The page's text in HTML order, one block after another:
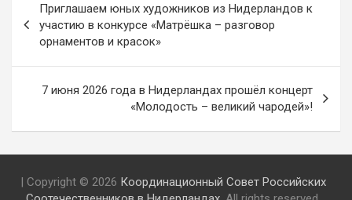
по
записям
Приглашаем юных художников из Нидерландов к
участию в конкурсе «Матрёшка – разговор
орнаментов и красок»
7 июня 2026 года в Нидерландах прошёл концерт
«Молодость – великий чародей»!
| Copyright © 2026 Координационный Совет Российских